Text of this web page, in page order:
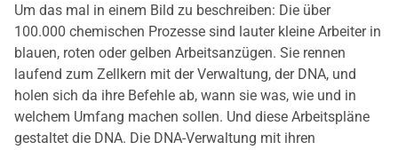
Um das mal in einem Bild zu beschreiben: Die über
100.000 chemischen Prozesse sind lauter kleine Arbeiter in
blauen, roten oder gelben Arbeitsanzügen. Sie rennen
laufend zum Zellkern mit der Verwaltung, der DNA, und
holen sich da ihre Befehle ab, wann sie was, wie und in
welchem Umfang machen sollen. Und diese Arbeitspläne
gestaltet die DNA. Die DNA-Verwaltung mit ihren